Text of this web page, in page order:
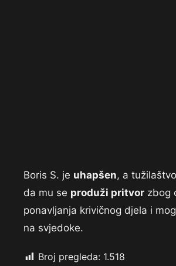
Boris S. je uhapšen, a
da mu se produži pritvor zbog
ponavljanja krivičnog djela i
na svjedoke.
Broj pregleda: 1.518